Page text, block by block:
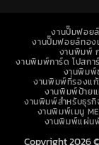
งานปั๊มฟอย
งานปั๊มฟอยล์ทอ
งานพิมพ์
งานพิมพ์การ์ด โปสกา
งานพิมพ์
งานพิมพ์ที่รองแ
งานพิมพ์ป้ายแ
งานพิมพ์สำหรับธุรกิ
งานพิมพ์เมนู
งานพิมพ์แผ่น
Copyright 2026